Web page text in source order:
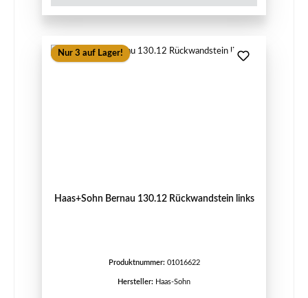
Nur 3 auf Lager!
Haas+Sohn Bernau 130.12 Rückwandstein links
Produktnummer: 01016622
Hersteller: Haas-Sohn